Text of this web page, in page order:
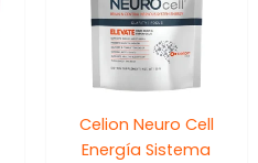
Celion Neuro Cell
Energía Sistema